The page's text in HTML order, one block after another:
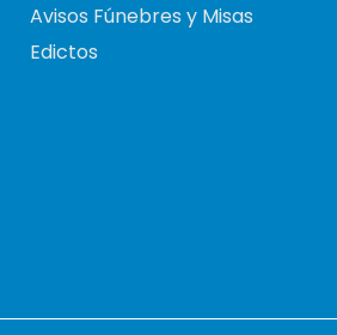
Avisos Fúnebres y Misas
Edictos